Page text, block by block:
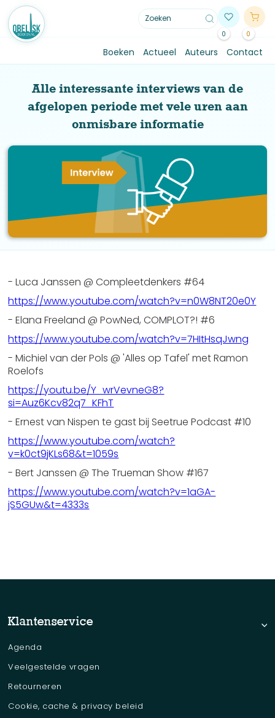
0 0
Boeken Actueel Auteurs Contact
Alle interessante interviews van de
afgelopen periode met vele uren aan
onmisbare informatie
- Luca Janssen @ Compleetdenkers #64
https://www.youtube.com/watch?v=n0W8NT20e0Y
- Elana Freeland @ PowNed, COMPLOT?! #6
https://www.youtube.com/watch?v=7HItHsqJwng
- Michiel van der Pols @ 'Alles op Tafel' met Ramon
Roelofs
https://youtu.be/Y_wrVevneG8?
si=Auz6Kcv82q7_KFhT
- Ernest van Nispen te gast bij Seetrue Podcast #10
https://www.youtube.com/watch?
v=k0ct9jKLs68&t=1059s
- Bert Janssen @ The Trueman Show #167
https://www.youtube.com/watch?v=1aGA-
jS5GUw&t=4333s
Klantenservice
Agenda
Veelgestelde vragen
Retourneren
Cookie, cache & privacy beleid